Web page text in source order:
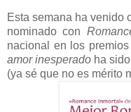
Esta semana ha venido
nominado con
nacional en los
amor inesperado ha
(ya sé que no es mérito